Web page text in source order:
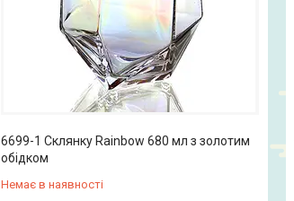
6699-1 Склянку Rainbow 680 мл з золотим
обідком
Немає в наявності